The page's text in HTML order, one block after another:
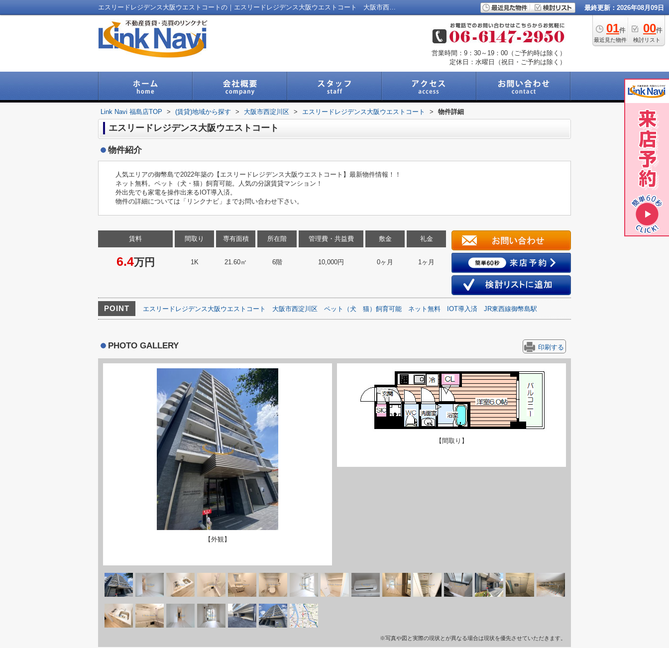
エスリードレジデンス大阪ウエストコートの｜エスリードレジデンス大阪ウエストコート 大阪市西淀川区 ペット（犬・猫）飼育可能 ネット無料 IOT導入済 JR東西線御幣島駅 ｜福島区の不動産｜Link Navi 福島店 最終更新：2026年08月09日
01件
最近見た物件
00件
検討リスト
営業時間：9：30～19：00（ご予約時は除く）
定休日：水曜日（祝日・ご予約は除く）
Link Navi 福島店TOP > (賃貸)地域から探す > 大阪市西淀川区 > エスリードレジデンス大阪ウエストコート > 物件詳細
エスリードレジデンス大阪ウエストコート
物件紹介
人気エリアの御幣島で2022年築の【エスリードレジデンス大阪ウエストコート】最新物件情報！！
ネット無料。ペット（犬・猫）飼育可能。人気の分譲賃貸マンション！
外出先でも家電を操作出来るIOT導入済。
物件の詳細については「リンクナビ」までお問い合わせ下さい。
賃料
6.4万円
間取り
1K
専有面積
21.60㎡
所在階
6階
管理費・共益費
10,000円
敷金
0ヶ月
礼金
1ヶ月
POINT エスリードレジデンス大阪ウエストコート 大阪市西淀川区 ペット（犬 猫）飼育可能 ネット無料 IOT導入済 JR東西線御幣島駅
PHOTO GALLERY 印刷する
【外観】
【間取り】
※写真や図と実際の現状とが異なる場合は現状を優先させていただきます。